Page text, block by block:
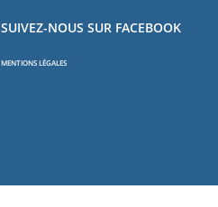
SUIVEZ-NOUS SUR FACEBOOK
MENTIONS LÉGALES